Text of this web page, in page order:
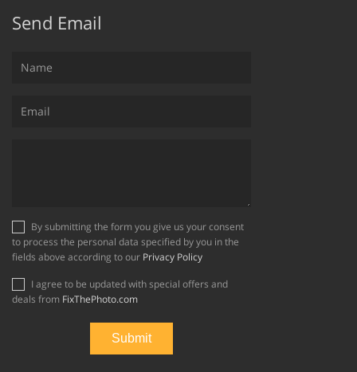
Send Email
to process the personal data specified by you in the
fields above according to our Privacy Policy
deals from FixThePhoto.com